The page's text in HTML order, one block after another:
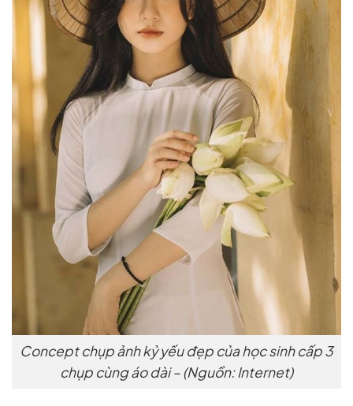
Concept chụp ảnh kỷ yếu đẹp của học sinh cấp 3
chụp cùng áo dài – (Nguồn: Internet)